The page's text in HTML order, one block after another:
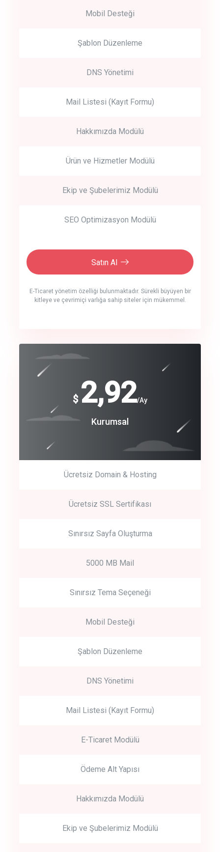
Mobil Desteği
Şablon Düzenleme
DNS Yönetimi
Mail Listesi (Kayıt Formu)
Hakkımızda Modülü
Ürün ve Hizmetler Modülü
Ekip ve Şubelerimiz Modülü
SEO Optimizasyon Modülü
Satın Al
E-Ticaret yönetim özelliği bulunmaktadır. Sürekli büyüyen bir
kitleye ve çevrimiçi varlığa sahip siteler için mükemmel.
crm auto cync
track energy costs
Get Started
Start by trying our service for 30 days free trial no credit card
$ 2,92/Ay
Kurumsal
Ücretsiz Domain & Hosting
Ücretsiz SSL Sertifikası
Sınırsız Sayfa Oluşturma
5000 MB Mail
Sınırsız Tema Seçeneği
Mobil Desteği
Şablon Düzenleme
DNS Yönetimi
Mail Listesi (Kayıt Formu)
E-Ticaret Modülü
Ödeme Alt Yapısı
Hakkımızda Modülü
Ekip ve Şubelerimiz Modülü
$
240
Coroprate